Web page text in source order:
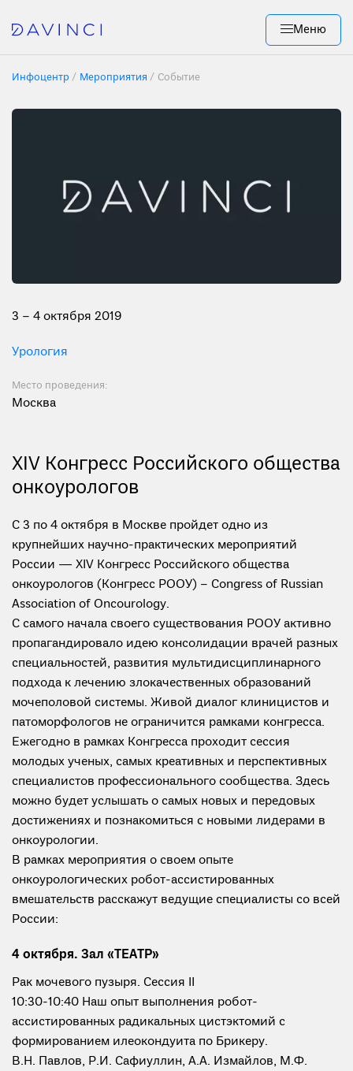
Меню
Инфоцентр Мероприятия Событие
3 – 4 октября 2019
Урология
Место проведения:
Москва
XIV Конгресс Российского общества
онкоурологов
С 3 по 4 октября в Москве пройдет одно из
крупнейших научно-практических мероприятий
России — XIV Конгресс Российского общества
онкоурологов (Конгресс РООУ) – Congress of Russian
Association of Oncourology.
С самого начала своего существования РООУ активно
пропагандировало идею консолидации врачей разных
специальностей, развития мультидисциплинарного
подхода к лечению злокачественных образований
мочеполовой системы. Живой диалог клиницистов и
патоморфологов не ограничится рамками конгресса.
Ежегодно в рамках Конгресса проходит сессия
молодых ученых, самых креативных и перспективных
специалистов профессионального сообщества. Здесь
можно будет услышать о самых новых и передовых
достижениях и познакомиться с новыми лидерами в
онкоурологии.
В рамках мероприятия о своем опыте
онкоурологических робот-ассистированных
вмешательств расскажут ведущие специалисты со всей
России:
4 октября. Зал «ТЕАТР»
Рак мочевого пузыря. Сессия II
10:30-10:40 Наш опыт выполнения робот-
ассистированных радикальных цистэктомий с
формированием илеокондуита по Брикеру.
В.Н. Павлов, Р.И. Сафиуллин, А.А. Измайлов, М.Ф.